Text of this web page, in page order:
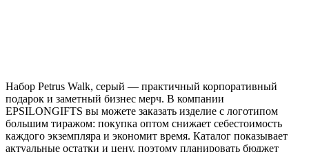
Набор Petrus Walk, серый — практичный корпоративный
подарок и заметный бизнес мерч. В компании
EPSILONGIFTS вы можете заказать изделие с логотипом
большим тиражом: покупка оптом снижает себестоимость
каждого экземпляра и экономит время. Каталог показывает
актуальные остатки и цену, поэтому планировать бюджет